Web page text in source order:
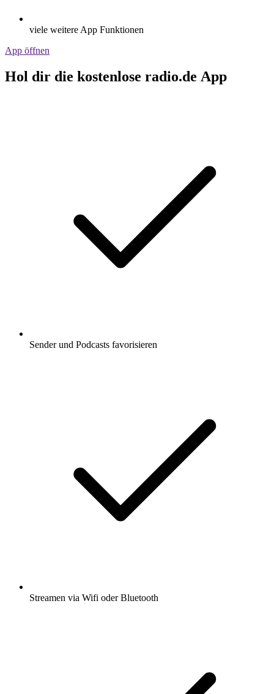
viele weitere App Funktionen
App öffnen
Hol dir die kostenlose radio.de App
Sender und Podcasts favorisieren
Streamen via Wifi oder Bluetooth